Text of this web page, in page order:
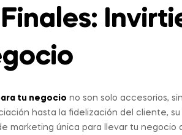
tu negocio no son solo accesorios,
hasta la fidelización del cliente,
marketing única para llevar tu negocio